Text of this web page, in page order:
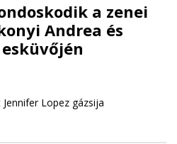
a zenei
Andrea és
Lopez gázsija